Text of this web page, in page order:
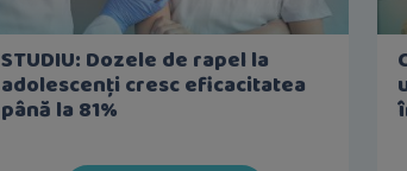
STUDIU: Dozele de rapel la
adolescenți cresc eficacitatea
până la 81%